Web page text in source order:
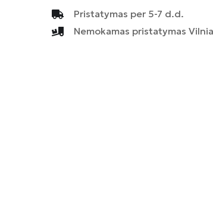
-
AC-
518
Pristatymas per 5-7 d.d.
Nemokamas pristatymas